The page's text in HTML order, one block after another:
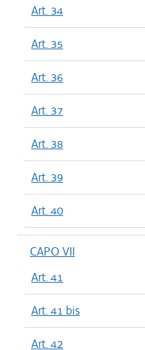
Art. 34
Art. 35
Art. 36
Art. 37
Art. 38
Art. 39
Art. 40
CAPO VII
Art. 41
Art. 41 bis
Art. 42